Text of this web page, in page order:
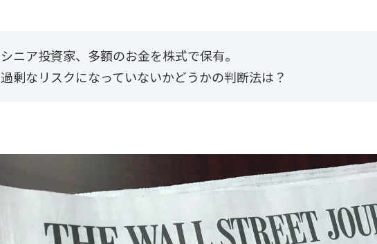
シニア投資家、多額のお金を株式で保有。
過剰なリスクになっていないかどうかの判断法は？